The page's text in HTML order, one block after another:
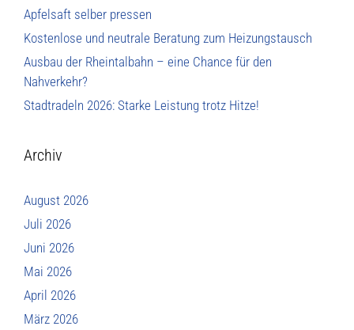
Apfelsaft selber pressen
Kostenlose und neutrale Beratung zum Heizungstausch
Ausbau der Rheintalbahn – eine Chance für den
Nahverkehr?
Stadtradeln 2026: Starke Leistung trotz Hitze!
Archiv
August 2026
Juli 2026
Juni 2026
Mai 2026
April 2026
März 2026